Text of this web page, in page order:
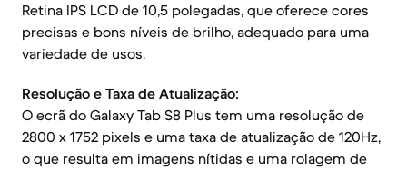
Retina IPS LCD de 10,5 polegadas, que oferece cores
precisas e bons níveis de brilho, adequado para uma
variedade de usos.
Resolução e Taxa de Atualização:
O ecrã do Galaxy Tab S8 Plus tem uma resolução de
2800 x 1752 pixels e uma taxa de atualização de 120Hz,
o que resulta em imagens nítidas e uma rolagem de